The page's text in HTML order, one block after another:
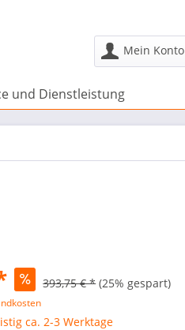
Mein Konto
und Dienstleistung
393,75 € * (25% gespart)
ca. 2-3 Werktage